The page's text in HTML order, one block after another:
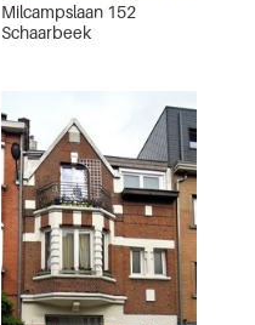
Milcampslaan 152
Schaarbeek